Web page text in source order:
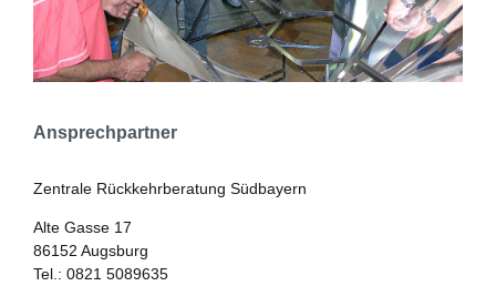
Ansprechpartner
Zentrale Rückkehrberatung Südbayern
Alte Gasse 17
86152 Augsburg
Tel.: 0821 5089635